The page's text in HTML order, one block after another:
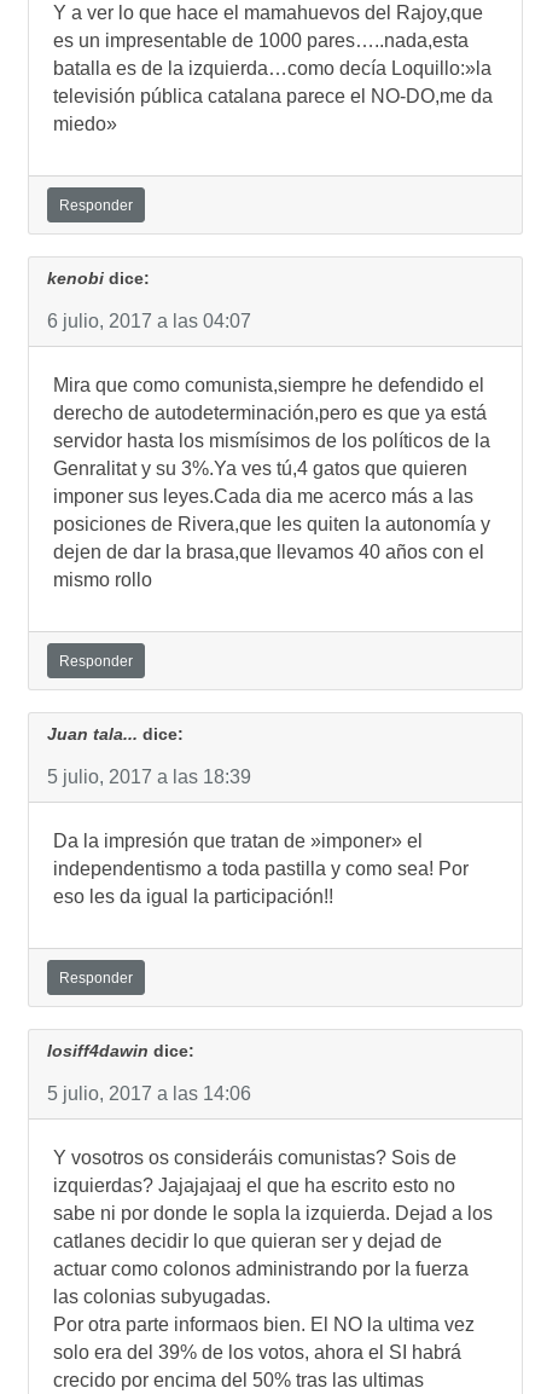
Y a ver lo que hace el mamahuevos del Rajoy,que
es un impresentable de 1000 pares…..nada,esta
batalla es de la izquierda…como decía Loquillo:»la
televisión pública catalana parece el NO-DO,me da
miedo»
Responder
kenobi dice:
6 julio, 2017 a las 04:07
Mira que como comunista,siempre he defendido el
derecho de autodeterminación,pero es que ya está
servidor hasta los mismísimos de los políticos de la
Genralitat y su 3%.Ya ves tú,4 gatos que quieren
imponer sus leyes.Cada dia me acerco más a las
posiciones de Rivera,que les quiten la autonomía y
dejen de dar la brasa,que llevamos 40 años con el
mismo rollo
Responder
Juan tala... dice:
5 julio, 2017 a las 18:39
Da la impresión que tratan de »imponer» el
independentismo a toda pastilla y como sea! Por
eso les da igual la participación!!
Responder
Iosiff4dawin dice:
5 julio, 2017 a las 14:06
Y vosotros os consideráis comunistas? Sois de
izquierdas? Jajajajaaj el que ha escrito esto no
sabe ni por donde le sopla la izquierda. Dejad a los
catlanes decidir lo que quieran ser y dejad de
actuar como colonos administrando por la fuerza
las colonias subyugadas.
Por otra parte informaos bien. El NO la ultima vez
solo era del 39% de los votos, ahora el SI habrá
crecido por encima del 50% tras las ultimas